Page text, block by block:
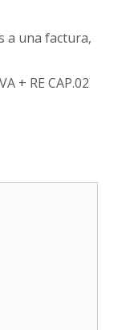
a una factura,
+ RE CAP.02